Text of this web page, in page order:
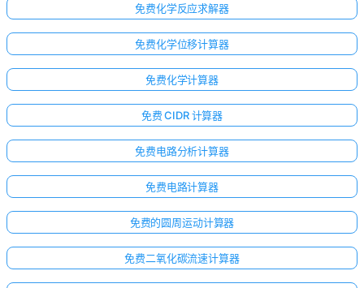
免费化学反应求解器
免费化学位移计算器
免费化学计算器
免费 CIDR 计算器
免费电路分析计算器
免费电路计算器
免费的圆周运动计算器
免费二氧化碳流速计算器